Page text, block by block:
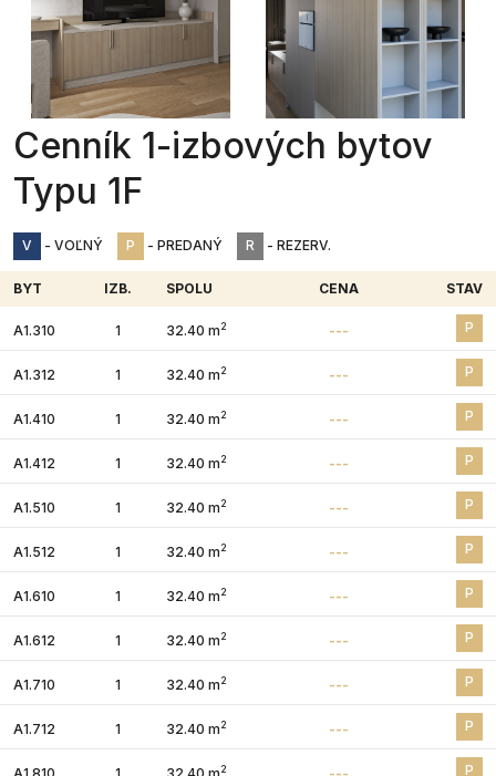
Cenník 1-izbových bytov
Typu 1F
V - VOĽNÝ P - PREDANÝ R - REZERV.
BYT IZB. SPOLU CENA STAV
A1.310 1 32.40 m2 --- P
A1.312 1 32.40 m2 --- P
A1.410 1 32.40 m2 --- P
A1.412 1 32.40 m2 --- P
A1.510 1 32.40 m2 --- P
A1.512 1 32.40 m2 --- P
A1.610 1 32.40 m2 --- P
A1.612 1 32.40 m2 --- P
A1.710 1 32.40 m2 --- P
A1.712 1 32.40 m2 --- P
2 P